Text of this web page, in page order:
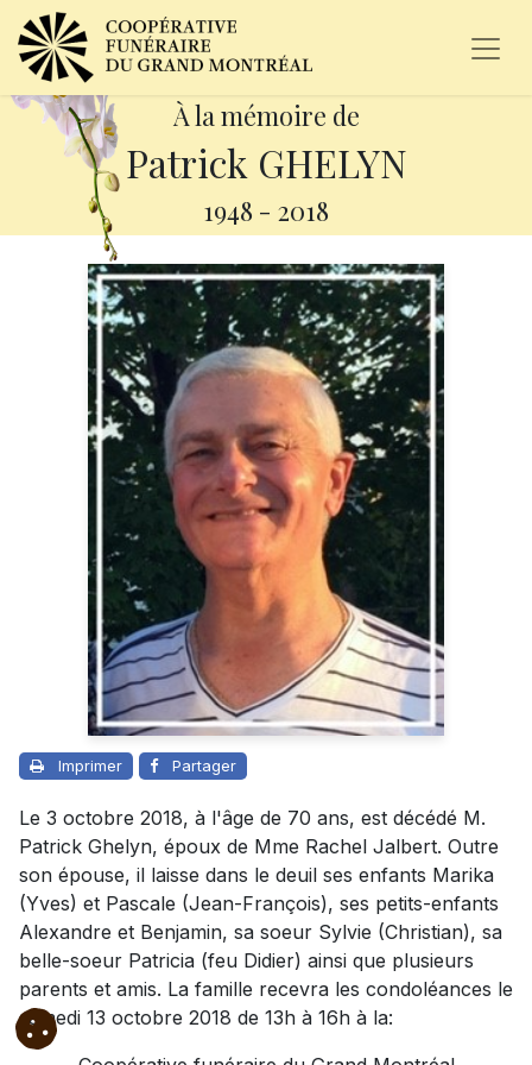
À la mémoire de
Patrick GHELYN
1948 - 2018
Imprimer Partager
Le 3 octobre 2018, à l'âge de 70 ans, est décédé M.
Patrick Ghelyn, époux de Mme Rachel Jalbert. Outre
son épouse, il laisse dans le deuil ses enfants Marika
(Yves) et Pascale (Jean-François), ses petits-enfants
Alexandre et Benjamin, sa soeur Sylvie (Christian), sa
belle-soeur Patricia (feu Didier) ainsi que plusieurs
parents et amis. La famille recevra les condoléances le
samedi 13 octobre 2018 de 13h à 16h à la: